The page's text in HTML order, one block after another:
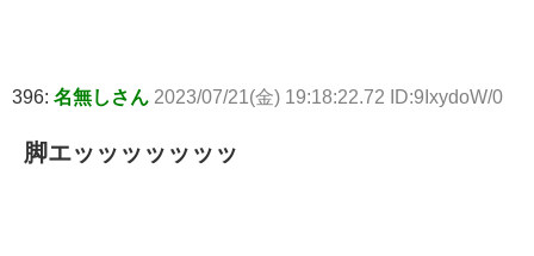
396: 名無しさん 2023/07/21(金) 19:18:22.72 ID:9IxydoW/0
脚エッッッッッッッ